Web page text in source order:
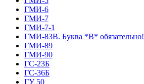
ГМИ-6
ГМИ-7
ГМИ-7-1
ГМИ-83В. Буква *В* обязательно!
ГМИ-89
ГМИ-90
ГС-23Б
ГС-36Б
ГУ 50